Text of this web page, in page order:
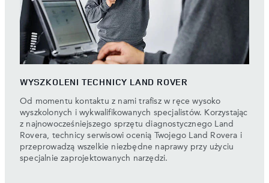
WYSZKOLENI TECHNICY LAND ROVER
Od momentu kontaktu z nami trafisz w ręce wysoko
wyszkolonych i wykwalifikowanych specjalistów. Korzystając
z najnowocześniejszego sprzętu diagnostycznego Land
Rovera, technicy serwisowi ocenią Twojego Land Rovera i
przeprowadzą wszelkie niezbędne naprawy przy użyciu
specjalnie zaprojektowanych narzędzi.